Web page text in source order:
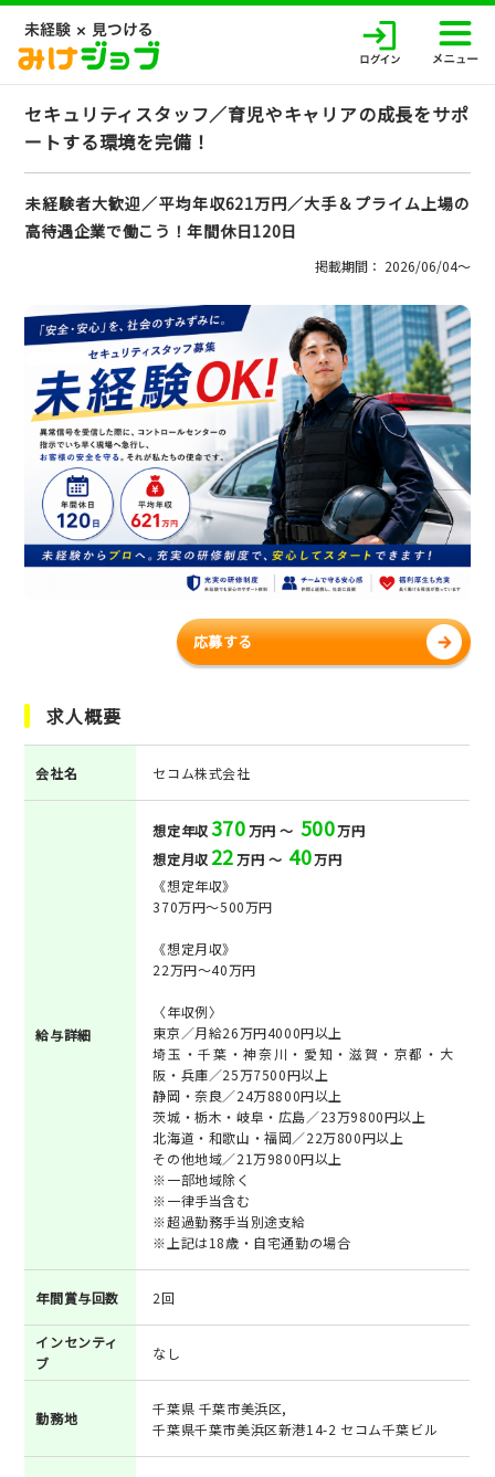
セキュリティスタッフ／育児やキャリアの成長をサポ
ートする環境を完備！
未経験者大歓迎／平均年収621万円／大手＆プライム上場の
高待遇企業で働こう！年間休日120日
掲載期間： 2026/06/04〜
応募する
求人概要
会社名 セコム株式会社
給与詳細
想定年収370万円 ～ 500万円
想定月収 22万円 ～ 40万円
《想定年収》
370万円～500万円
《想定月収》
22万円～40万円
〈年収例〉
東京／月給26万円4000円以上
埼玉・千葉・神奈川・愛知・滋賀・京都・大
阪・兵庫／25万7500円以上
静岡・奈良／24万8800円以上
茨城・栃木・岐阜・広島／23万9800円以上
北海道・和歌山・福岡／22万800円以上
その他地域／21万9800円以上
※一部地域除く
※一律手当含む
※超過勤務手当別途支給
※上記は18歳・自宅通勤の場合
年間賞与回数 2回
インセンティ
ブ
なし
勤務地
千葉県 千葉市美浜区,
千葉県千葉市美浜区新港14-2 セコム千葉ビル